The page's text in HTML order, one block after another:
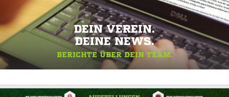
DEIN VEREIN.
DEINE NEWS.
BERICHTE ÜBER DEIN TEAM.